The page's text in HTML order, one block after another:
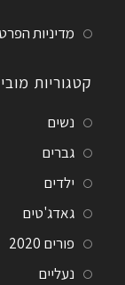
מדיניות
קטגוריות
נשים
גברים
ילדים
גאדג'טים
פורים 2020
נעליים